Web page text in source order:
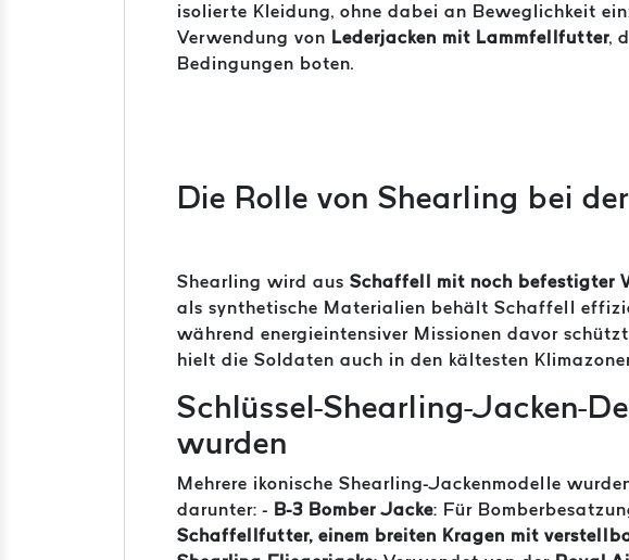
isolierte Kleidung, ohne dabei an Beweglichkeit
Verwendung von Lederjacken mit Lammfellfutter,
Bedingungen boten.
Die Rolle von Shearling bei
Shearling wird aus Schaffell mit noch befestigter
als synthetische Materialien behält Schaffell
während energieintensiver Missionen davor
hielt die Soldaten auch in den kältesten
Schlüssel-Shearling-Jacken-
wurden
Mehrere ikonische Shearling-Jackenmodelle
darunter: - B-3 Bomber Jacke: Für
Schaffellfutter, einem breiten Kragen mit